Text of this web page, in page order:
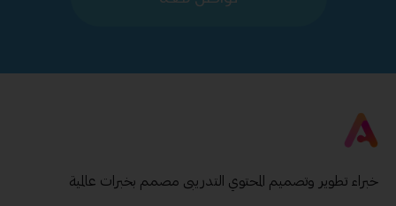
خبراء تطوير وتصميم المحتوي التدريبى مصمم بخبرات عالمية